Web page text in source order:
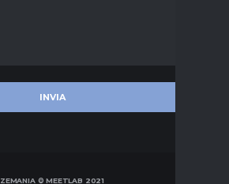
ZEMANIA © MEETLAB 2021